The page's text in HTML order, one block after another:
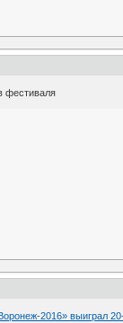
фестиваля
2016» выиграл